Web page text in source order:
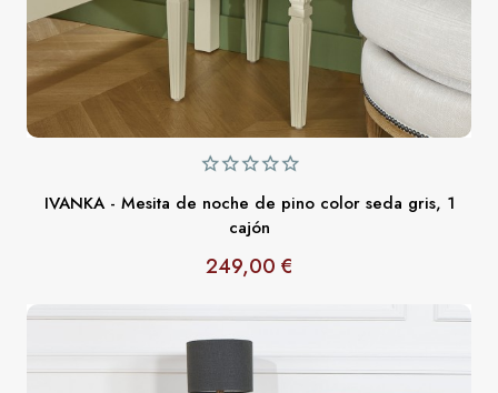
IVANKA - Mesita de noche de pino color seda gris, 1
cajón
Precio
249,00 €